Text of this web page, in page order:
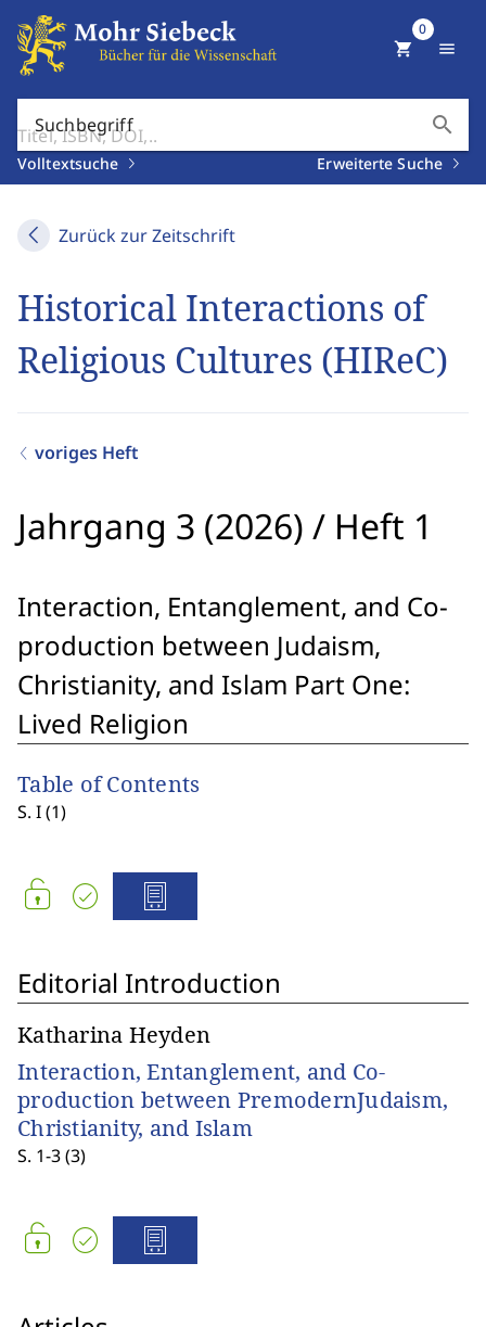
Suchbegriff search
Volltextsuche Erweiterte Suche
shopping_cart
0
menu
Zurück zur Zeitschrift
Historical Interactions of
Religious Cultures (HIReC)
voriges Heft
Jahrgang 3 (2026) / Heft 1
Interaction, Entanglement, and Co-
production between Judaism,
Christianity, and Islam Part One:
Lived Religion
Table of Contents
S. I (1)
Editorial Introduction
Katharina Heyden
Interaction, Entanglement, and Co-
production between PremodernJudaism,
Christianity, and Islam
S. 1-3 (3)